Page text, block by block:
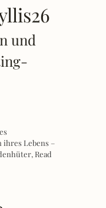
und
ihres Lebens –
Read